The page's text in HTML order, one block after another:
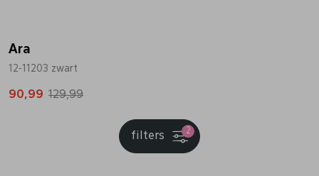
Ara
12-11203 zwart
90,99 129,99
2
filters